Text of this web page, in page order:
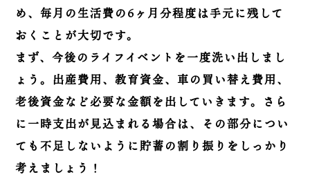
め、毎月の生活費の6ヶ月分程度は手元に残して
おくことが大切です。
まず、今後のライフイベントを一度洗い出しまし
ょう。出産費用、教育資金、車の買い替え費用、
老後資金など必要な金額を出していきます。さら
に一時支出が見込まれる場合は、その部分につい
ても不足しないように貯蓄の割り振りをしっかり
考えましょう！